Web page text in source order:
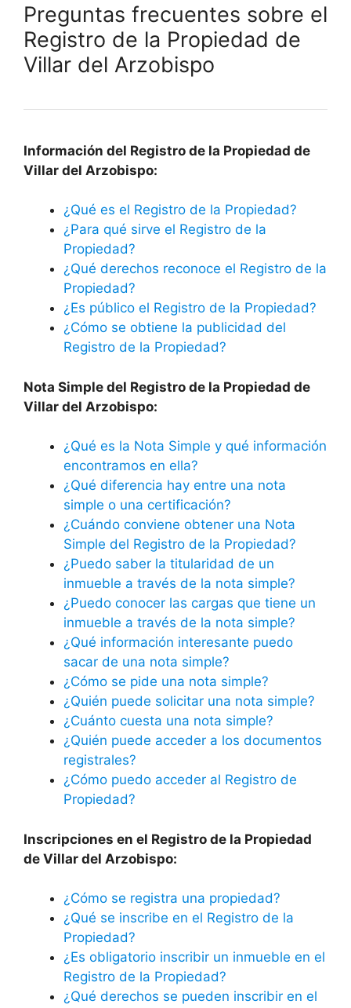
Preguntas frecuentes sobre el
Registro de la Propiedad de
Villar del Arzobispo
Información del Registro de la Propiedad de
Villar del Arzobispo:
¿Qué es el Registro de la Propiedad?
¿Para qué sirve el Registro de la
Propiedad?
¿Qué derechos reconoce el Registro de la
Propiedad?
¿Es público el Registro de la Propiedad?
¿Cómo se obtiene la publicidad del
Registro de la Propiedad?
Nota Simple del Registro de la Propiedad de
Villar del Arzobispo:
¿Qué es la Nota Simple y qué información
encontramos en ella?
¿Qué diferencia hay entre una nota
simple o una certificación?
¿Cuándo conviene obtener una Nota
Simple del Registro de la Propiedad?
¿Puedo saber la titularidad de un
inmueble a través de la nota simple?
¿Puedo conocer las cargas que tiene un
inmueble a través de la nota simple?
¿Qué información interesante puedo
sacar de una nota simple?
¿Cómo se pide una nota simple?
¿Quién puede solicitar una nota simple?
¿Cuánto cuesta una nota simple?
¿Quién puede acceder a los documentos
registrales?
¿Cómo puedo acceder al Registro de
Propiedad?
Inscripciones en el Registro de la Propiedad
de Villar del Arzobispo:
¿Cómo se registra una propiedad?
¿Qué se inscribe en el Registro de la
Propiedad?
¿Es obligatorio inscribir un inmueble en el
Registro de la Propiedad?
¿Qué derechos se pueden inscribir en el